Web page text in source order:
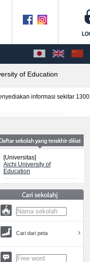
of Education
informasi sekitar 1300
yang berguna bagi
[Universitas]
Aichi University of
Education
Cari dari peta